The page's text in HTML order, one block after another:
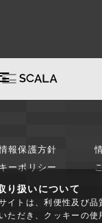
報保護方針
ーポリシー
り扱いについて
イトは、利便性及び
ただき、クッキーの